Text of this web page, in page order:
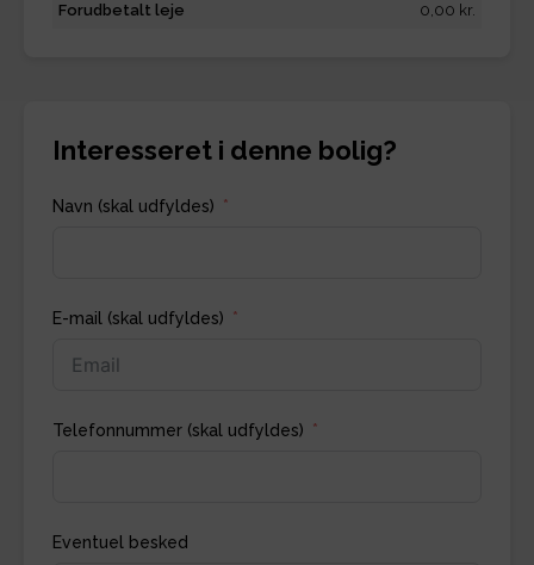
Forudbetalt leje
0,00 kr.
Interesseret i denne bolig?
Navn (skal udfyldes)
E-mail (skal udfyldes)
Telefonnummer (skal udfyldes)
Eventuel besked